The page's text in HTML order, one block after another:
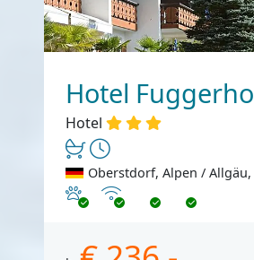
Hotel
Hotel
Oberstdorf, Alpen /
Haustiere erlaubt
Internet